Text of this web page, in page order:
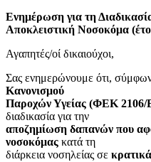
Ενημέρωση για τη
Αποκλειστική Νοσοκόμα
Αγαπητές/οί δικαιούχοι,
Σας ενημερώνουμε ότι,
Κανονισμού
Παροχών Υγείας (ΦΕΚ 2106/
διαδικασία για την
αποζημίωση δαπανών που
νοσοκόμας κατά τη
διάρκεια νοσηλείας σε